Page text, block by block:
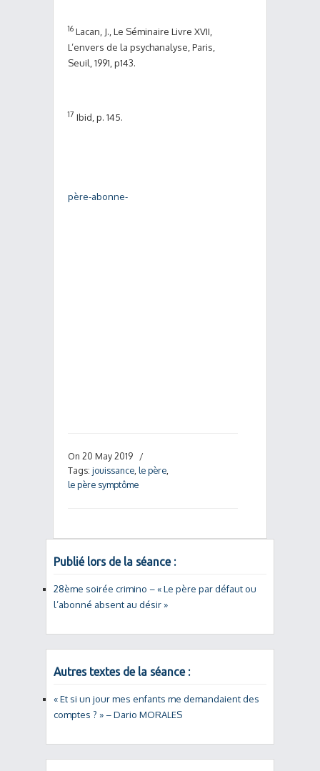
16 Lacan, J., Le Séminaire Livre XVII,
L’envers de la psychanalyse, Paris,
Seuil, 1991, p143.
17 Ibid, p. 145.
père-abonne-
On 20 May 2019
/
Tags: jouissance le père
le père symptôme
Publié lors de la séance :
28ème soirée crimino – « Le père par défaut ou
l’abonné absent au désir »
Autres textes de la séance :
« Et si un jour mes enfants me demandaient des
comptes ? » – Dario MORALES